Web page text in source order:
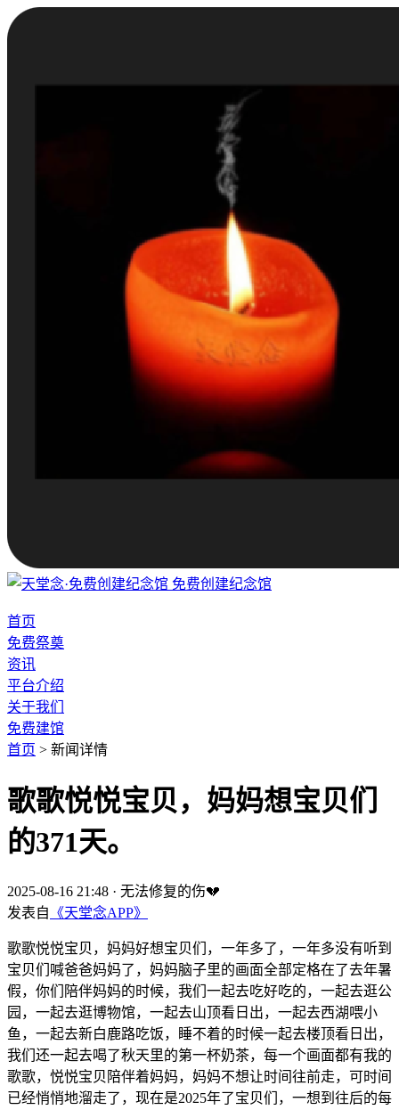
免费创建纪念馆
首页
免费祭奠
资讯
平台介绍
关于我们
免费建馆
首页 > 新闻详情
歌歌悦悦宝贝，妈妈想宝贝们
的371天。
2025-08-16 21:48 · 无法修复的伤💔
发表自 《天堂念APP》
歌歌悦悦宝贝，妈妈好想宝贝们，一年多了，一年多没有听到
宝贝们喊爸爸妈妈了，妈妈脑子里的画面全部定格在了去年暑
假，你们陪伴妈妈的时候，我们一起去吃好吃的，一起去逛公
园，一起去逛博物馆，一起去山顶看日出，一起去西湖喂小
鱼，一起去新白鹿路吃饭，睡不着的时候一起去楼顶看日出，
我们还一起去喝了秋天里的第一杯奶茶，每一个画面都有我的
歌歌，悦悦宝贝陪伴着妈妈，妈妈不想让时间往前走，可时间
已经悄悄地溜走了，现在是2025年了宝贝们，一想到往后的每